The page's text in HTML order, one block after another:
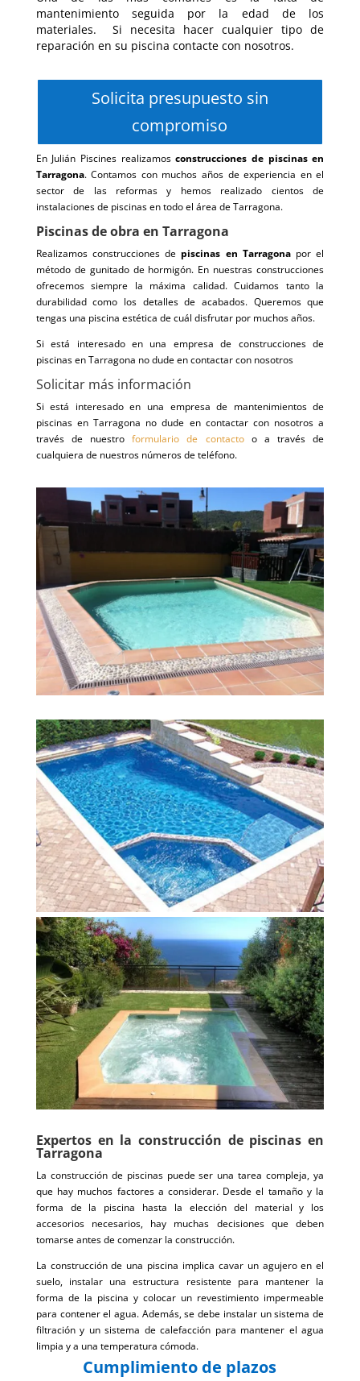
mantenimiento seguida por la edad de los
materiales. Si necesita hacer cualquier tipo de
reparación en su piscina contacte con nosotros.
Solicita presupuesto sin
compromiso
En Julián Piscines realizamosconstrucciones de piscinas en
Tarragona. Contamos con muchos años de experiencia en el
sector de las reformas y hemos realizado cientos de
instalaciones de piscinas en todo el área de Tarragona.
Piscinas de obra en Tarragona
Realizamos construcciones de piscinas en Tarragonapor el
método de gunitado de hormigón. En nuestras construcciones
ofrecemos siempre la máxima calidad. Cuidamos tanto la
durabilidad como los detalles de acabados. Queremos que
tengas una piscina estética de cuál disfrutar por muchos años.
Si está interesado en una empresa de construcciones de
piscinas en Tarragona no dude en contactar con nosotros
Solicitar más información
Si está interesado en una empresa de mantenimientos de
piscinas en Tarragona no dude en contactar con nosotros a
través de nuestroformulario de contactoo a través de
cualquiera de nuestros números de teléfono.
Expertos en la construcción de piscinas en
Tarragona
La construcción de piscinas puede ser una tarea compleja, ya
que hay muchos factores a considerar. Desde el tamaño y la
forma de la piscina hasta la elección del material y los
accesorios necesarios, hay muchas decisiones que deben
tomarse antes de comenzar la construcción.
La construcción de una piscina implica cavar un agujero en el
suelo, instalar una estructura resistente para mantener la
forma de la piscina y colocar un revestimiento impermeable
para contener el agua. Además, se debe instalar un sistema de
filtración y un sistema de calefacción para mantener el agua
limpia y a una temperatura cómoda.
Cumplimiento de plazos